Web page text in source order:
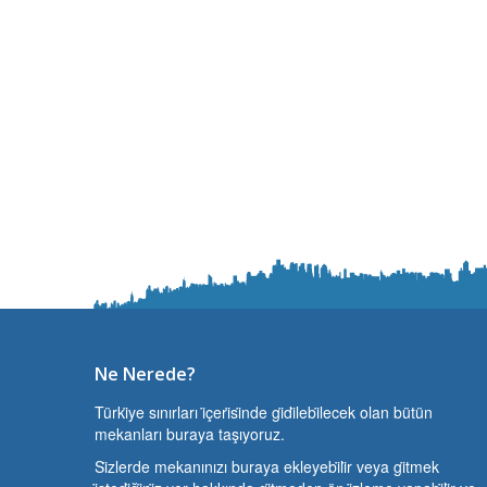
Ne Nerede?
Türki̇ye sınırları i̇çeri̇si̇nde gi̇di̇lebi̇lecek olan bütün
mekanları buraya taşıyoruz.
Si̇zlerde mekanınızı buraya ekleyebi̇li̇r veya gi̇tmek